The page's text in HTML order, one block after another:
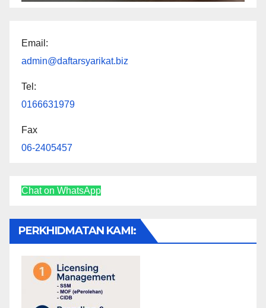
Email:
admin@daftarsyarikat.biz
Tel:
0166631979
Fax
06-2405457
Chat on WhatsApp
PERKHIDMATAN KAMI: